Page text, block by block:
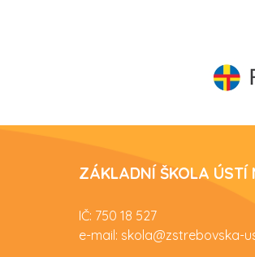
ZÁKLADNÍ ŠKOLA ÚSTÍ
IČ: 750 18 527
e-mail: skola@zstrebovska-